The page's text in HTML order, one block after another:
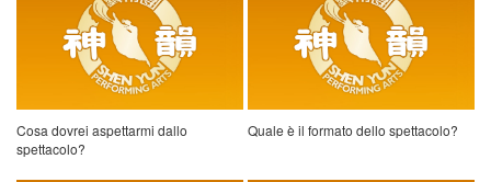
Cosa dovrei aspettarmi dallo
spettacolo?
Quale è il formato dello spettacolo?